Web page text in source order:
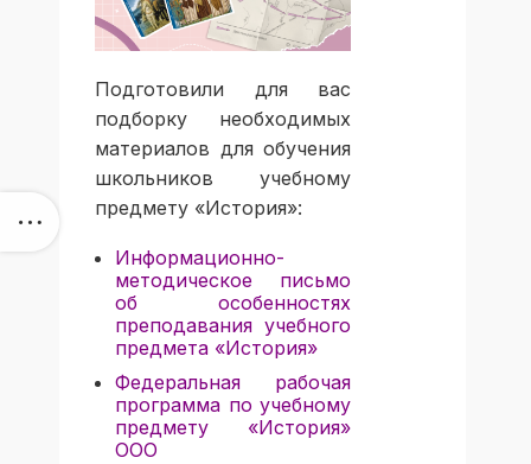
Подготовили для вас
подборку необходимых
материалов для обучения
школьников учебному
предмету «История»:
Информационно-
методическое письмо
об особенностях
преподавания учебного
предмета «История»
Федеральная рабочая
программа по учебному
предмету «История»
ООО